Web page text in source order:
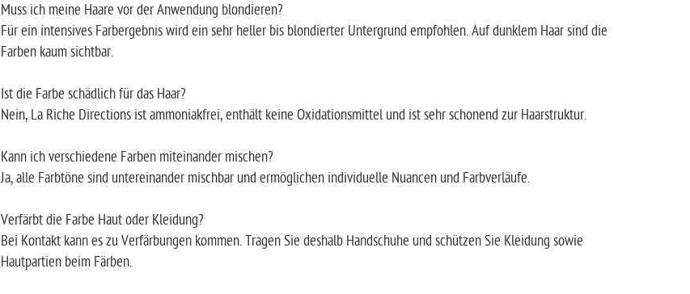
Muss ich meine Haare vor der Anwendung blondieren?
Für ein intensives Farbergebnis wird ein sehr heller bis blondierter Untergrund empfohlen. Auf dunklem Haar sind die
Farben kaum sichtbar.
Ist die Farbe schädlich für das Haar?
Nein, La Riche Directions ist ammoniakfrei, enthält keine Oxidationsmittel und ist sehr schonend zur Haarstruktur.
Kann ich verschiedene Farben miteinander mischen?
Ja, alle Farbtöne sind untereinander mischbar und ermöglichen individuelle Nuancen und Farbverläufe.
Verfärbt die Farbe Haut oder Kleidung?
Bei Kontakt kann es zu Verfärbungen kommen. Tragen Sie deshalb Handschuhe und schützen Sie Kleidung sowie
Hautpartien beim Färben.